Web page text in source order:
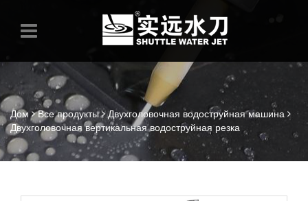
Дом Все продукты
Двухголовочная водоструйная машина
Двухголовочная вертикальная водоструйная резка